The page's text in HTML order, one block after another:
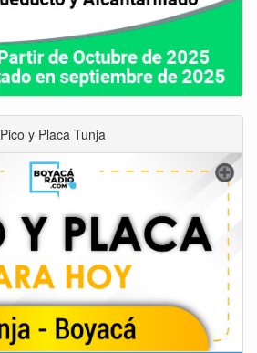
Pico y Placa Tunja